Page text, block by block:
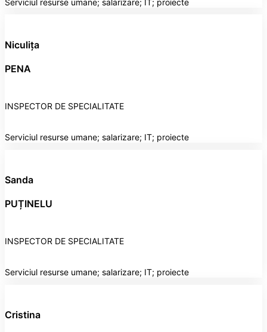
Niculița
PENA
INSPECTOR DE SPECIALITATE
Serviciul resurse umane; salarizare; IT; proiecte
Sanda
PUȚINELU
INSPECTOR DE SPECIALITATE
Serviciul resurse umane; salarizare; IT; proiecte
Cristina